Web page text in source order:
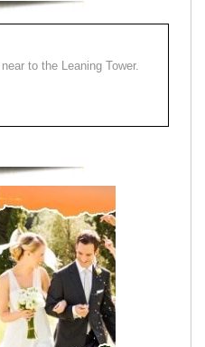
to the Leaning Tower.